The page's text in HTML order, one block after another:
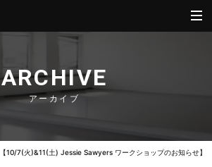
ARCHIVE
アーカイブ
【10/7(火)&11(土) Jessie Sawyers ワークショップのお知らせ】